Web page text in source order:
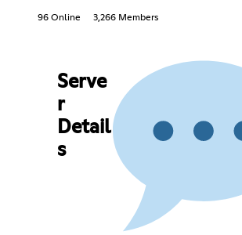
96 Online 3,266 Members
Serve
r
Detail
s